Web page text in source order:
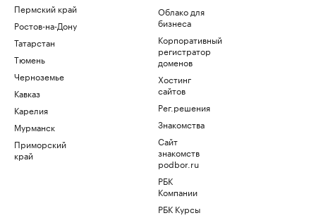
Пермский край
Ростов-на-Дону
Татарстан
Тюмень
Черноземье
Кавказ
Карелия
Мурманск
Приморский
край
Облако для
бизнеса
Корпоративный
регистратор
доменов
Хостинг
сайтов
Рег.решения
Знакомства
Сайт
знакомств
podbor.ru
РБК
Компании
РБК Курсы